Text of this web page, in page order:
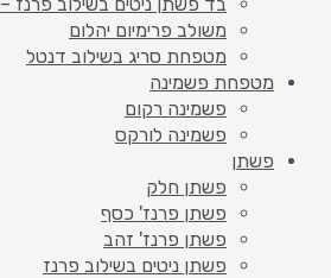
משולב פרימיום יהלום
מטפחת סריג בשילוב דנטל
מטפחת פשמינה
פשמינה רקום
פשמינה לורקס
פשתן
פשתן חלק
פשתן פרנז' כסף
פשתן פרנז' זהב
פשתן ניטים בשילוב פרנז